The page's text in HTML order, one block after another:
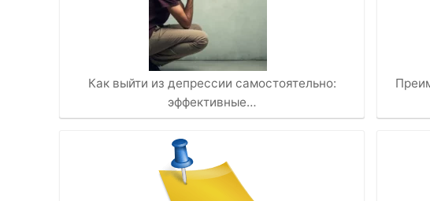
Как выйти из депрессии самостоятельно:
эффективные…